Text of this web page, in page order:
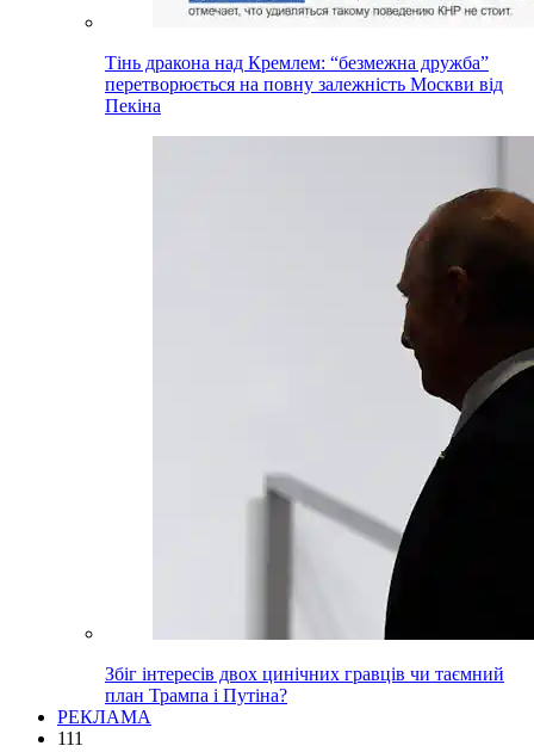
Тінь дракона над Кремлем: “безмежна дружба”
перетворюється на повну залежність Москви від
Пекіна
Збіг інтересів двох цинічних гравців чи таємний
план Трампа і Путіна?
РЕКЛАМА
111